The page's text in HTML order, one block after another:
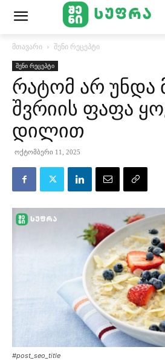
მთავარი შენი რეცეპტი
შენი რეცეპტი
რატომ არ უნდა
შვრიის ფაფა
დილით
ოქტომბერი 11, 2025
#post_seo_title